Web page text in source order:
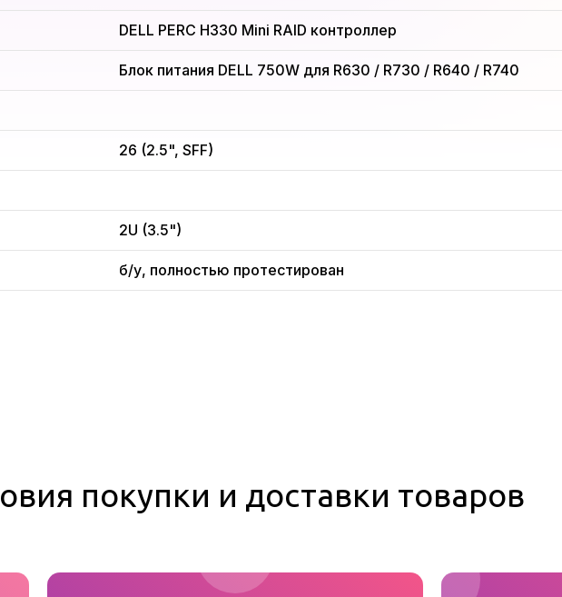
DELL PERC H330 Mini RAID контроллер
Блок питания DELL 750W для R630 / R730 / R640 / R740
26 (2.5", SFF)
2U (3.5")
б/у, полностью протестирован
покупки и доставки товаров